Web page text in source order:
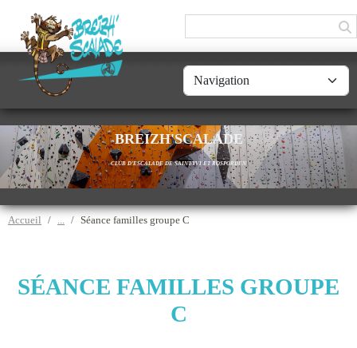
BREIZH'SCALADE
CLUB D'ESCALADE DE SAINT-YVI ET ROSPORDEN
Accueil Séance familles groupe C
SÉANCE FAMILLES GROUPE
C